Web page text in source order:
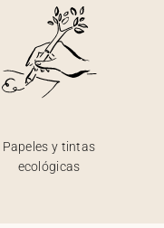
Papeles y tintas
ecológicas